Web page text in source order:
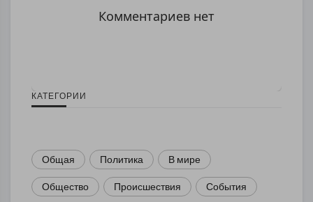
Комментариев нет
КАТЕГОРИИ
Общая Политика В мире
Общество Происшествия События